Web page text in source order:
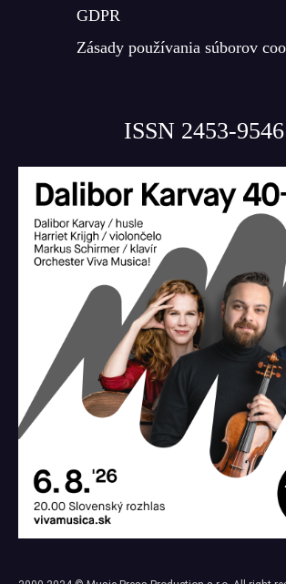
GDPR
Zásady používania súborov
ISSN 2453-9546